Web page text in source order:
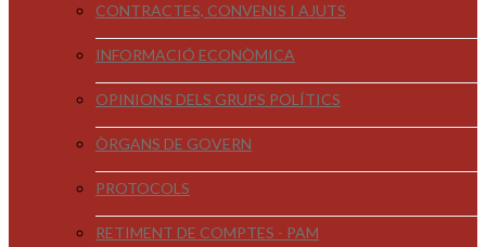
CONTRACTES, CONVENIS I AJUTS
INFORMACIÓ ECONÒMICA
OPINIONS DELS GRUPS POLÍTICS
ÒRGANS DE GOVERN
PROTOCOLS
RETIMENT DE COMPTES - PAM